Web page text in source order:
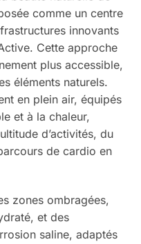
comme un centre
innovants
Cette approche
plus accessible,
éléments naturels.
en plein air, équipés
et à la chaleur,
d’activités, du
de cardio en
zones ombragées,
et des
saline, adaptés